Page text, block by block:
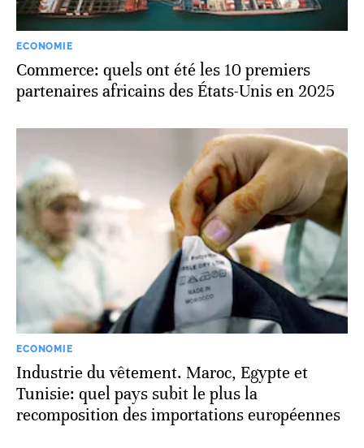
ECONOMIE
Commerce: quels ont été les 10 premiers
partenaires africains des États-Unis en 2025
ECONOMIE
Industrie du vêtement. Maroc, Egypte et
Tunisie: quel pays subit le plus la
recomposition des importations européennes